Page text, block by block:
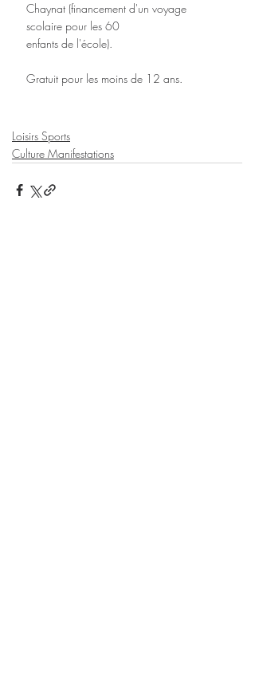
Chaynat (financement d'un voyage
scolaire pour les 60
enfants de l'école).
Gratuit pour les moins de 12 ans.
Loisirs Sports
Culture Manifestations